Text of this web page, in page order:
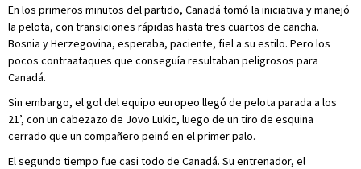
En los primeros minutos del partido, Canadá tomó la iniciativa y manejó
la pelota, con transiciones rápidas hasta tres cuartos de cancha.
Bosnia y Herzegovina, esperaba, paciente, fiel a su estilo. Pero los
pocos contraataques que conseguía resultaban peligrosos para
Canadá.
Sin embargo, el gol del equipo europeo llegó de pelota parada a los
21’, con un cabezazo de Jovo Lukic, luego de un tiro de esquina
cerrado que un compañero peinó en el primer palo.
El segundo tiempo fue casi todo de Canadá. Su entrenador, el